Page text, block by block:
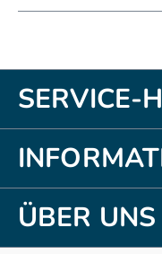
SERVICE-
ÜBER UNS